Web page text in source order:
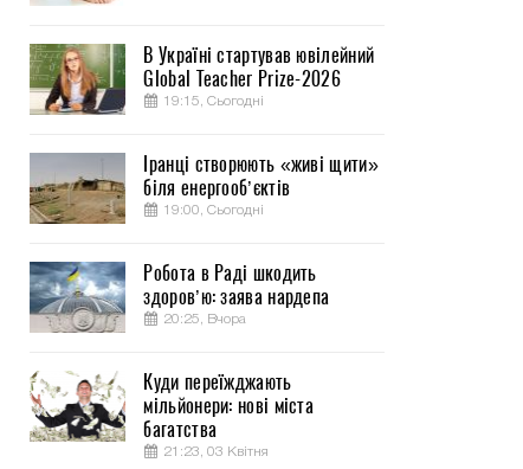
В Україні стартував ювілейний
Global Teacher Prize-2026
19:15, Сьогодні
Іранці створюють «живі щити»
біля енергооб’єктів
19:00, Сьогодні
Робота в Раді шкодить
здоров’ю: заява нардепа
20:25, Вчора
Куди переїжджають
мільйонери: нові міста
багатства
21:23, 03 Квітня